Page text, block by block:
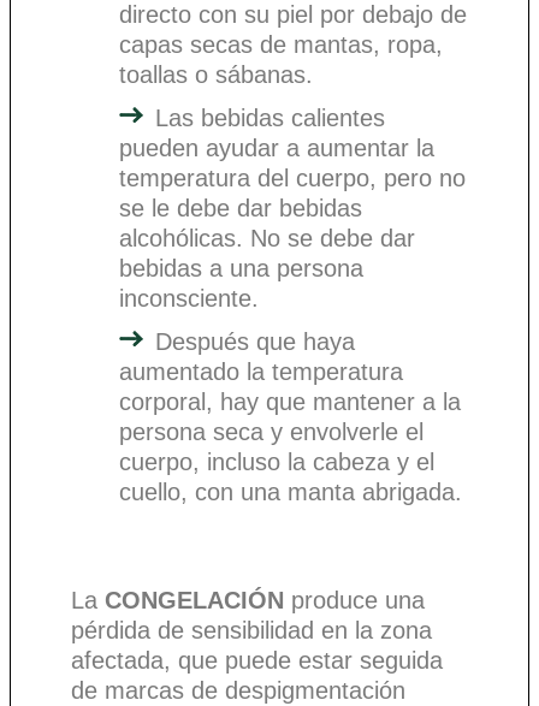
directo con su piel por debajo de
capas secas de mantas, ropa,
toallas o sábanas.
Las bebidas calientes
pueden ayudar a aumentar la
temperatura del cuerpo, pero no
se le debe dar bebidas
alcohólicas. No se debe dar
bebidas a una persona
inconsciente.
Después que haya
aumentado la temperatura
corporal, hay que mantener a la
persona seca y envolverle el
cuerpo, incluso la cabeza y el
cuello, con una manta abrigada.
La CONGELACIÓN produce una
pérdida de sensibilidad en la zona
afectada, que puede estar seguida
de marcas de despigmentación